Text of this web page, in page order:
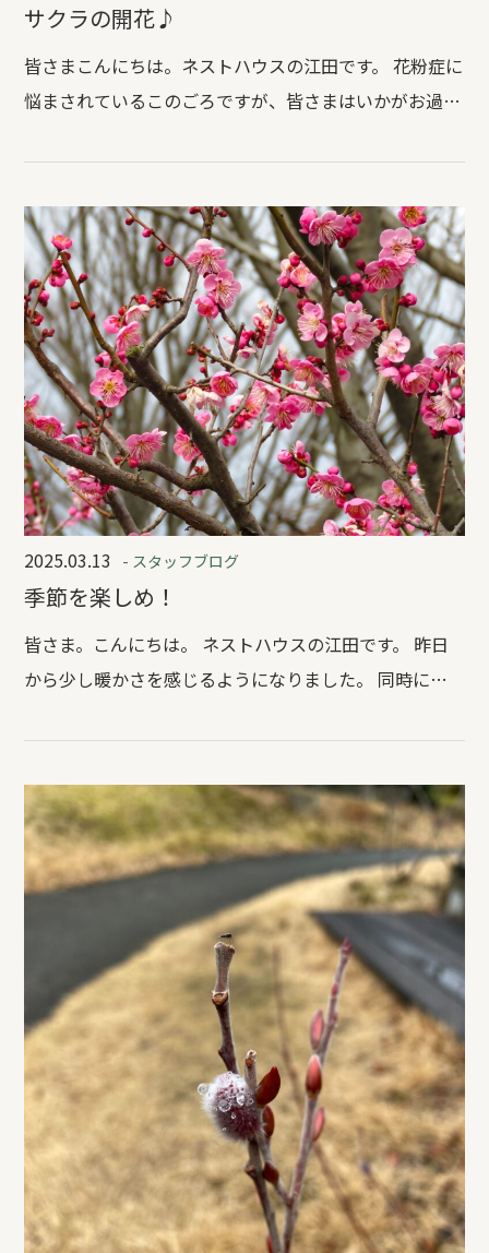
サクラの開花♪
皆さまこんにちは。ネストハウスの江田です。 花粉症に
悩まされているこのごろですが、皆さまはいかがお過ご
2025.03.13 - スタッフブログ
季節を楽しめ！
皆さま。こんにちは。 ネストハウスの江田です。 昨日
から少し暖かさを感じるようになりました。 同時に目
少しずつですが景色が変わってきておりました。 風邪
が吹くとふっと梅の花の香を感じました。 見ると、 ピ
ンク色にかわいく咲いていました。